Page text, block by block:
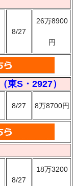
8/27
26万8900
円
東S・2927）
8/27 8万8700円
8/27
18万3200